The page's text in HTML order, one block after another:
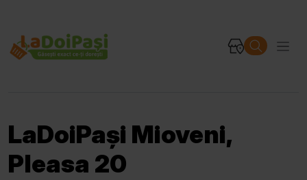
LaDoiPași Mioveni,
Pleasa 20